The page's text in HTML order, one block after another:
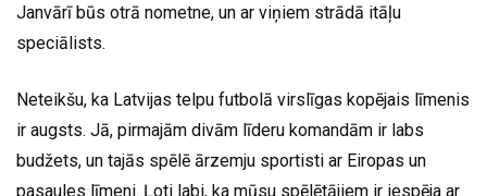
Janvārī būs otrā nometne, un ar viņiem strādā itāļu
speciālists.
Neteikšu, ka Latvijas telpu futbolā virslīgas kopējais līmenis
ir augsts. Jā, pirmajām divām līderu komandām ir labs
budžets, un tajās spēlē ārzemju sportisti ar Eiropas un
pasaules līmeni. Ļoti labi, ka mūsu spēlētājiem ir iespēja ar